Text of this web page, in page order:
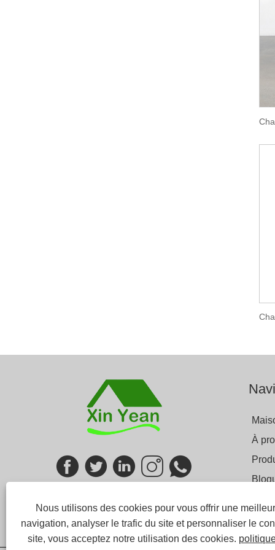
Nous utilisons des cookies pour vous offrir une
navigation, analyser le trafic du site et personnaliser le
site, vous acceptez notre utilisation des cookies.
À